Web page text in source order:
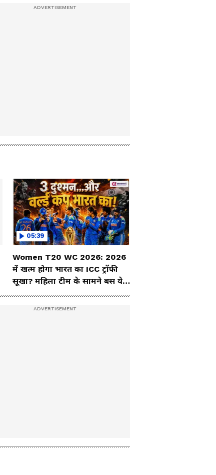
17 जुलाई सुबह की बड़ी
05:39
Women T20 WC 2026: 2026
में खत्म होगा भारत का ICC ट्रॉफी
सूखा? महिला टीम के सामने बस ये 3